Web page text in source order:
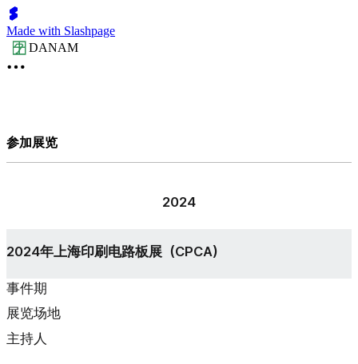
Made with Slashpage
DANAM
参加展览
2024
2024年上海印刷电路板展（CPCA）
事件期
展览场地
主持人